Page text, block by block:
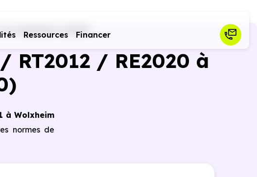
Ressources Financer
Wolxheim (67120)
RT2012 / RE2020 à
à Wolxheim
normes de